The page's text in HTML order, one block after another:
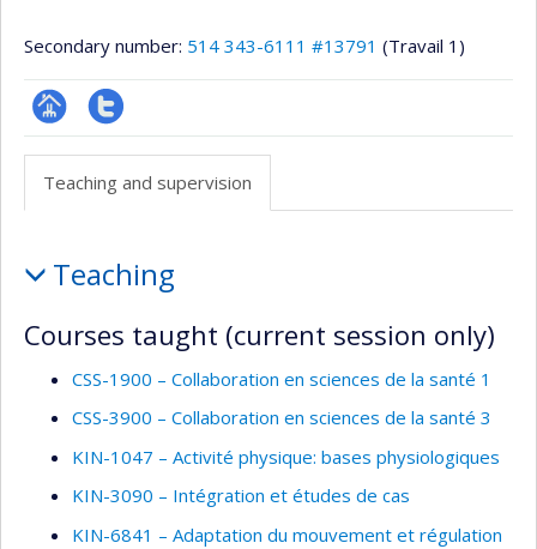
Secondary number: 514 343-6111 #13791 (Travail 1)
Page
(faculté,département,école)
Compte
Teaching and supervision
and
supervision
Teaching
Courses taught (current session only)
CSS-1900 – Collaboration en sciences de la santé 1
CSS-3900 – Collaboration en sciences de la santé 3
KIN-1047 – Activité physique: bases physiologiques
KIN-3090 – Intégration et études de cas
KIN-6841 – Adaptation du mouvement et régulation